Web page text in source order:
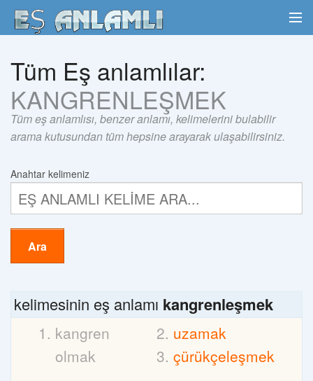
Tüm Eş anlamlılar:
KANGRENLEŞMEK
Tüm eş anlamlısı, benzer anlamı, kelimelerini bulabilir
arama kutusundan tüm hepsine arayarak ulaşabilirsiniz.
Anahtar kelimeniz
Ara
kelimesinin eş anlamı kangrenleşmek
kangren
olmak
uzamak
çürükçeleşmek